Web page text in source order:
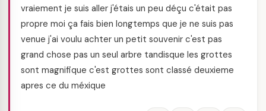
vraiement je suis aller j'étais un peu déçu c'était pas
propre moi ça fais bien longtemps que je ne suis pas
venue j'ai voulu achter un petit souvenir c'est pas
grand chose pas un seul arbre tandisque les grottes
sont magnifique c'est grottes sont classé deuxieme
apres ce du méxique